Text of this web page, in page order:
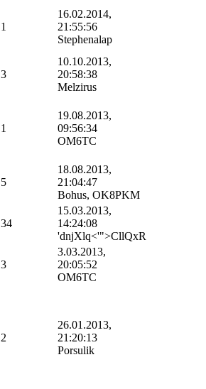
1
16.02.2014,
21:55:56
Stephenalap
3
10.10.2013,
20:58:38
Melzirus
1
19.08.2013,
09:56:34
OM6TC
5
18.08.2013,
21:04:47
Bohus, OK8PKM
34
15.03.2013,
14:24:08
'dnjXlq<'">CllQxR
3
3.03.2013,
20:05:52
OM6TC
2
26.01.2013,
21:20:13
Porsulik